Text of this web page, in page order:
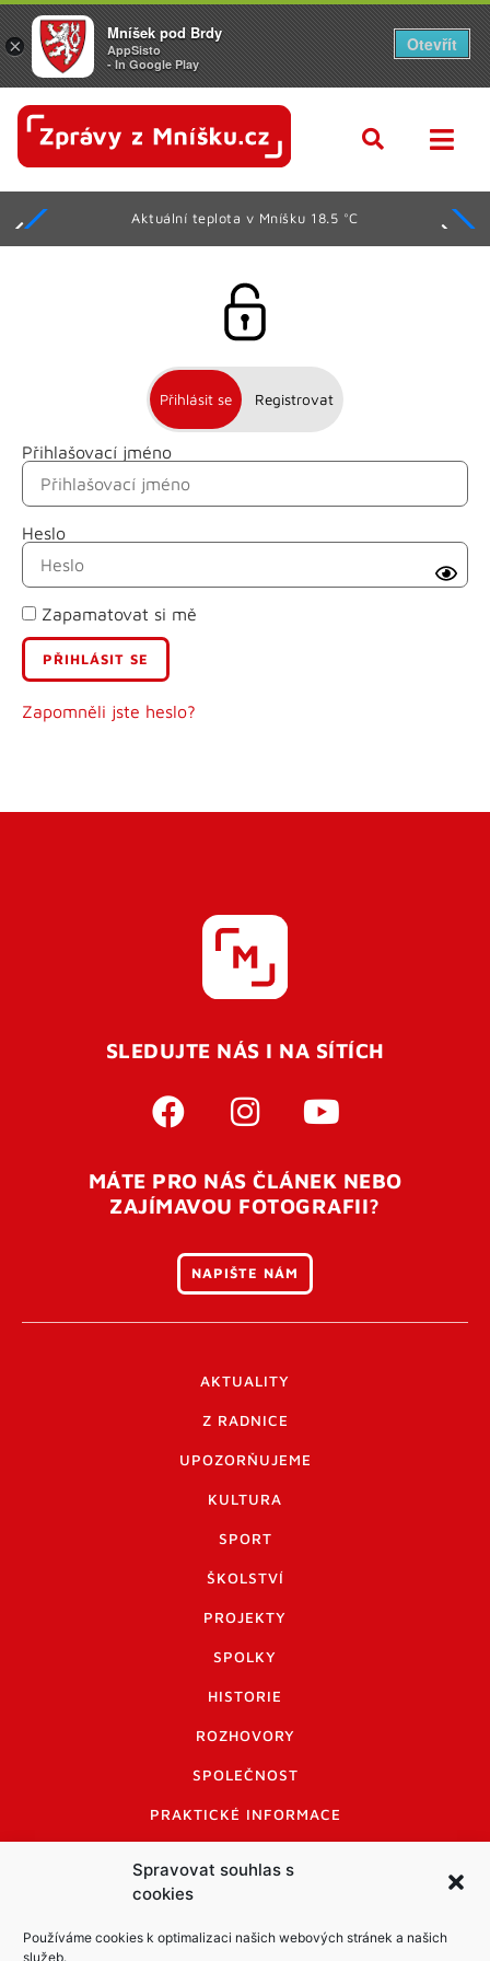
Spravovat souhlas s
cookies
Používáme cookies k optimalizaci našich webových stránek a našich
služeb.
Aktuální teplota v Mníšku 18.5 °C
Přihlásit se Registrovat
Přihlašovací jméno
Heslo
Zapamatovat si mě
Zapomněli jste heslo?
Jméno
Příjmení
E-mail
Uživatelské jméno
Pro úspěšné dokončení registrace je potřeba
vaší e-mailovouadresu. Po úspěšném odeslání
otevření tohoto odkazu se váš účet ověří a můžete se
přihlásit. Nezapomeňte zkontrolovat složku SPAM ve
SLEDUJTE NÁS I NA SÍTÍCH
MÁTE PRO NÁS ČLÁNEK NEBO
ZAJÍMAVOU FOTOGRAFII?
NAPIŠTE NÁM
AKTUALITY
Z RADNICE
UPOZORŇUJEME
KULTURA
SPORT
ŠKOLSTVÍ
PROJEKTY
SPOLKY
HISTORIE
ROZHOVORY
SPOLEČNOST
PRAKTICKÉ INFORMACE
INFORMACE A KODEX DISKUTUJÍCÍCH
LOGO A LOGO MANUÁL
×
Mníšek pod Brdy
AppSisto
- In Google Play
Otevřít